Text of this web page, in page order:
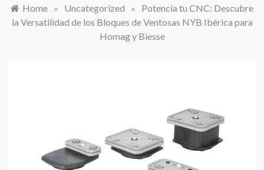
Home » Uncategorized »
Potencia tu CNC: Descubre
la Versatilidad de los Bloques de Ventosas NYB Ibérica para
Homag y Biesse